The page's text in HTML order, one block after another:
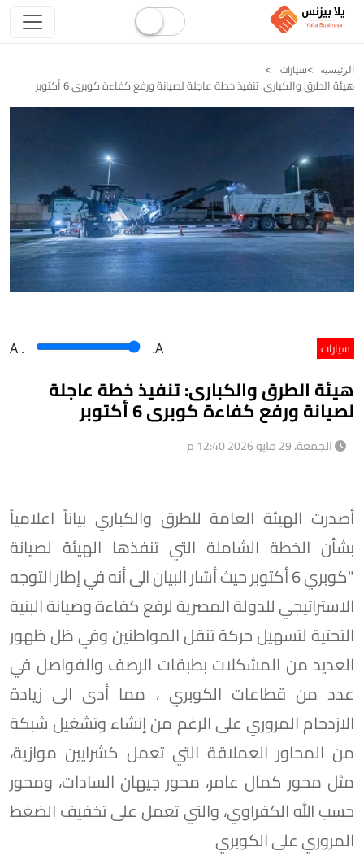
الرئيسيه سيارات
هيئة الطرق والكبارى: تنفيذ خطة عاجلة لصيانة ورفع كفاءة كوبرى 6 أكتوبر
سيارات A . .A
هيئة الطرق والكبارى: تنفيذ خطة عاجلة
لصيانة ورفع كفاءة كوبرى 6 أكتوبر
الجمعة، 29 مايو 2026 12:40 م
أصدرت الهيئة العامة للطرق والكباري بياناً اعلامياً
بشأن الخطة الشاملة التي تنفذها الهيئة لصيانة
"كوبري 6 أكتوبر حيث أشار البيان الى أنه في إطار التوجه
الاستراتيجي للدولة المصرية لرفع كفاءة وصيانة البنية
التحتية لتسهيل حركة تنقل المواطنين وفي ظل ظهور
العديد من المشكلات بطبقات الرصف والفواصل في
عدد من قطاعات الكوبري ، مما أدى الى زيادة
الازدحام المروري على الرغم من إنشاء وتشغيل شبكة
من المحاور العملاقة التي تعمل كشرايين موازية،
مثل محور كمال عامر، محور جيهان السادات، ومحور
حسب الله الكفراوي، والتي تعمل على تخفيف الضغط
المروري على الكوبري